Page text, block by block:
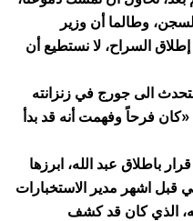
وطالما أن وزير
السراح، لا نستطيع أن
الى جورج في زنزانته
فرحاً وفهمت أنه قد بدأ
باطلاق عبد الله، ابرزها
قبل اشهر مدير الاستخبارات
الذي كان قد كشف